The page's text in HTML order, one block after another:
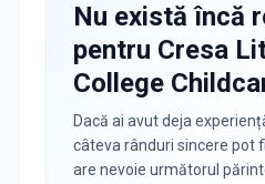
Nu există încă
pentru Cresa
College
Dacă ai avut deja
câteva rânduri sincere pot
are nevoie următorul